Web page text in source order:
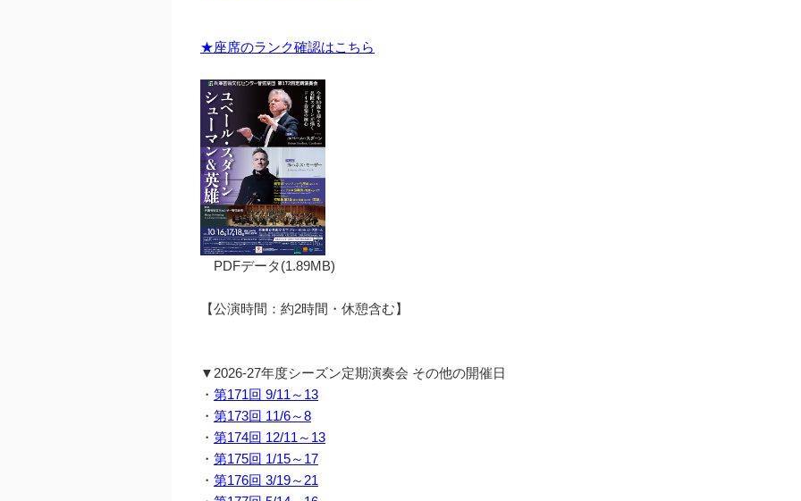
★座席のランク確認はこちら
PDFデータ(1.89MB)
【公演時間：約2時間・休憩含む】
▼2026-27年度シーズン定期演奏会 その他の開催日
・ 第171回 9/11～13
・ 第173回 11/6～8
・ 第174回 12/11～13
・ 第175回 1/15～17
・ 第176回 3/19～21